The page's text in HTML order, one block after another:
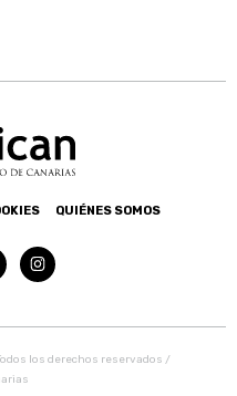
QUIÉNES SOMOS
los derechos reservados /